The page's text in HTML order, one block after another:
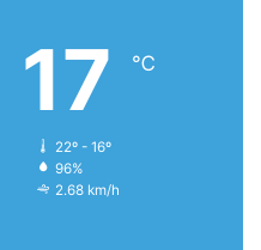
17 ℃
22º - 16º
96%
2.68 km/h